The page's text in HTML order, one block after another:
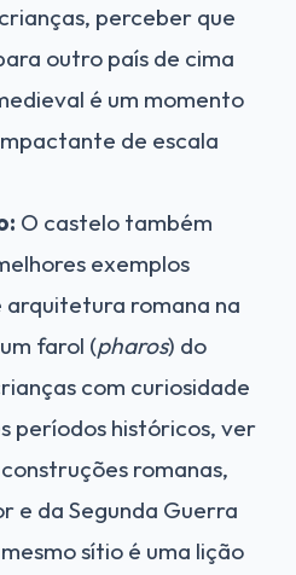
perceber que
outro país de cima
é um momento
de escala
O castelo também
exemplos
arquitetura romana na
farol (pharos) do
com curiosidade
períodos históricos, ver
romanas,
e da Segunda Guerra
sítio é uma lição